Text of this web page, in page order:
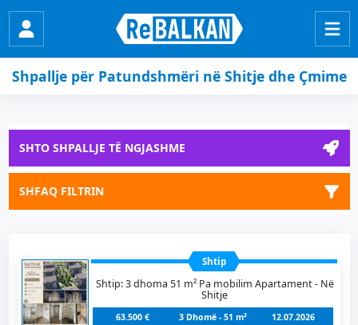
Shpallje për Patundshmëri në Shitje dhe Çmime
SHTO SHPALLJE TË NGJASHME
SHFAQ FILTRIN
Shtip
Shtip: 3 dhoma 51 m² Pa mobilim Apartament - Në
Shitje
63.500 € 3 Dhomë - 51 m² 12.07.2026